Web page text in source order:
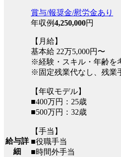
給与詳
細
賞与/報奨金/慰労金あり
年収例4,250,000円
【月給】
基本給 22万5,000円〜
※経験・スキル・年齢を
※固定残業代なし、残業
【年収モデル】
■400万円：25歳
■500万円：32歳
【手当】
■役職手当
■時間外手当